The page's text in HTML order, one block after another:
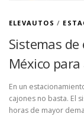
ELEVAUTOS /
Sistemas
México
En un
cajones no basta. El
horas de mayor